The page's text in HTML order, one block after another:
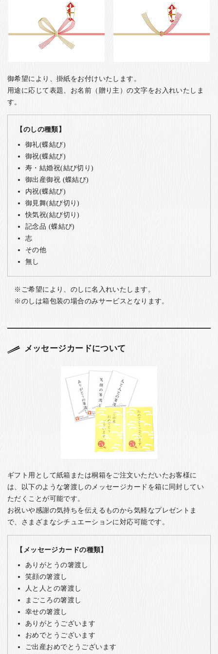
御希望により、掛紙をお付けいたします。
用途に応じて表題、お名前（贈り主）の文字をお入れいたしま
す。
【のしの種類】
御礼(蝶結び)
御祝(蝶結び)
寿・結婚祝(結び切り)
御出産御祝 (蝶結び)
内祝(蝶結び)
御見舞(結び切り)
快気祝(結び切り)
記念品 (蝶結び)
志
その他
無し
ご希望により、のしに名入れいたします。
のしは箱包装の場合のみサービスとなります。
メッセージカードについて
ギフト用として紙箱または桐箱をご注文いただいたお客様に
は、以下のような箸渡しのメッセージカードを箱に同封してい
ただくことが可能です。
お祝いや感謝の気持ちを伝えるものから気軽なプレゼントま
で、さまざまなシチュエーションに対応可能です。
【メッセージカードの種類】
ありがとうの箸渡し
笑顔の箸渡し
人と人との箸渡し
まごころの箸渡し
幸せの箸渡し
ありがとうございます
おめでとうございます
ご出産おめでとうございます